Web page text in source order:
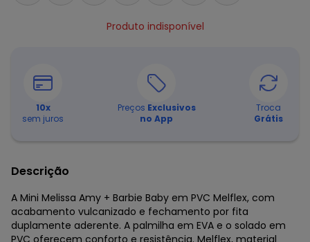
Produto indisponível
10x
sem juros
Preços Exclusivos
no App
Troca
Grátis
Descrição
A Mini Melissa Amy + Barbie Baby em PVC Melflex, com
acabamento vulcanizado e fechamento por fita
duplamente aderente. A palmilha em EVA e o solado em